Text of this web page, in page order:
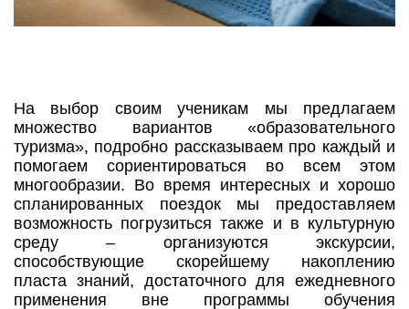
На выбор своим ученикам мы предлагаем
множество вариантов «образовательного
туризма», подробно рассказываем про каждый и
помогаем сориентироваться во всем этом
многообразии. Во время интересных и хорошо
спланированных поездок мы предоставляем
возможность погрузиться также и в культурную
среду – организуются экскурсии,
способствующие скорейшему накоплению
пласта знаний, достаточного для ежедневного
применения вне программы обучения